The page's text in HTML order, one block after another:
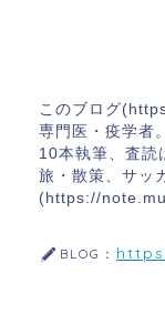
このブログ
専門医・疫学者
10本執筆、査読
旅・散策、サッ
(https://
BLOG：